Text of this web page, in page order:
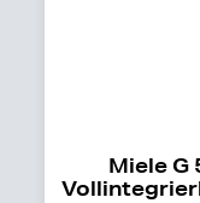
Miele G